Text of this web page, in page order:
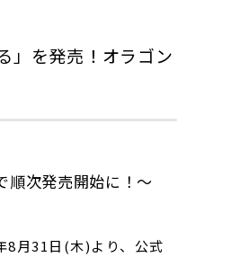
」を発売！オラゴン
順次発売開始に！～
8月31日(木)より、公式